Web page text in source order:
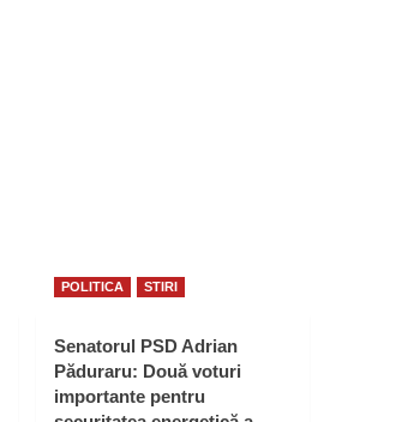
POLITICA STIRI
Senatorul PSD Adrian
Păduraru: Două voturi
importante pentru